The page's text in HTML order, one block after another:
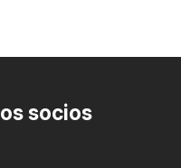
socios